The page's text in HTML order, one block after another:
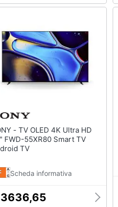
4K Ultra HD
FWD-55XR80 Smart TV
TV
Scheda informativa